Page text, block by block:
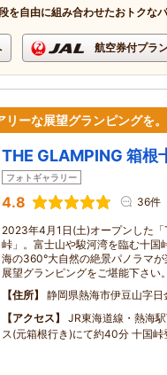
を自由に組み合わせたおトクな
航空券付プラ
ーな展望グランピングを。
THE GLAMPING 箱根
フォトギャラリー
4.8 36件
2023年4月1日(土)オープンした
峠」。富士山や駿河湾を臨む十国
海の360°大自然の絶景パノラマ
展望グランピングをご堪能下さい
住所
静岡県熱海市伊豆山字日
アクセス
JR東海道線・熱海
ス(元箱根行き)にて約40分 十国峠